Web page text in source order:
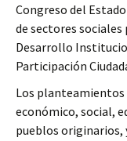
Congreso del
de sectores
Desarrollo
Participación
Los
económico, social,
pueblos originarios,